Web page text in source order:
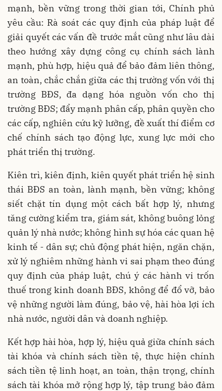
mạnh, bền vững trong thời gian tới, Chính phủ
yêu cầu: Rà soát các quy định của pháp luật để
giải quyết các vấn đề trước mắt cũng như lâu dài
theo hướng xây dựng công cụ chính sách lành
mạnh, phù hợp, hiệu quả để bảo đảm liên thông,
an toàn, chắc chắn giữa các thị trường vốn với thị
trường BĐS, đa dạng hóa nguồn vốn cho thị
trường BĐS; đẩy mạnh phân cấp, phân quyền cho
các cấp, nghiên cứu kỹ lưỡng, đề xuất thí điểm cơ
chế chính sách tạo động lực, xung lực mới cho
phát triển thị trường.
Kiên trì, kiên định, kiên quyết phát triển hệ sinh
thái BĐS an toàn, lành mạnh, bền vững; không
siết chặt tín dụng một cách bất hợp lý, nhưng
tăng cường kiểm tra, giám sát, không buông lỏng
quản lý nhà nước; không hình sự hóa các quan hệ
kinh tế - dân sự; chủ động phát hiện, ngăn chặn,
xử lý nghiêm những hành vi sai phạm theo đúng
quy định của pháp luật, chú ý các hành vi trốn
thuế trong kinh doanh BĐS, không để đổ vỡ, bảo
vệ những người làm đúng, bảo vệ, hài hòa lợi ích
nhà nước, người dân và doanh nghiệp.
Kết hợp hài hòa, hợp lý, hiệu quả giữa chính sách
tài khóa và chính sách tiền tệ, thực hiện chính
sách tiền tệ linh hoạt, an toàn, thận trọng, chính
sách tài khóa mở rộng hợp lý, tập trung bảo đảm